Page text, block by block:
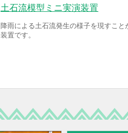
土石流模型ミニ実演装置
降雨による土石流発生の様子を現すこ
装置です。